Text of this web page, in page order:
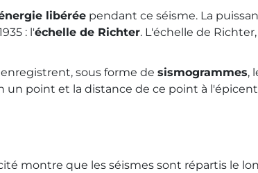
libérée pendant ce séisme. La
: l'échelle de Richter. L'échelle de
sous forme de sismogrammes,
un point et la distance de ce point à
montre que les séismes sont répartis le